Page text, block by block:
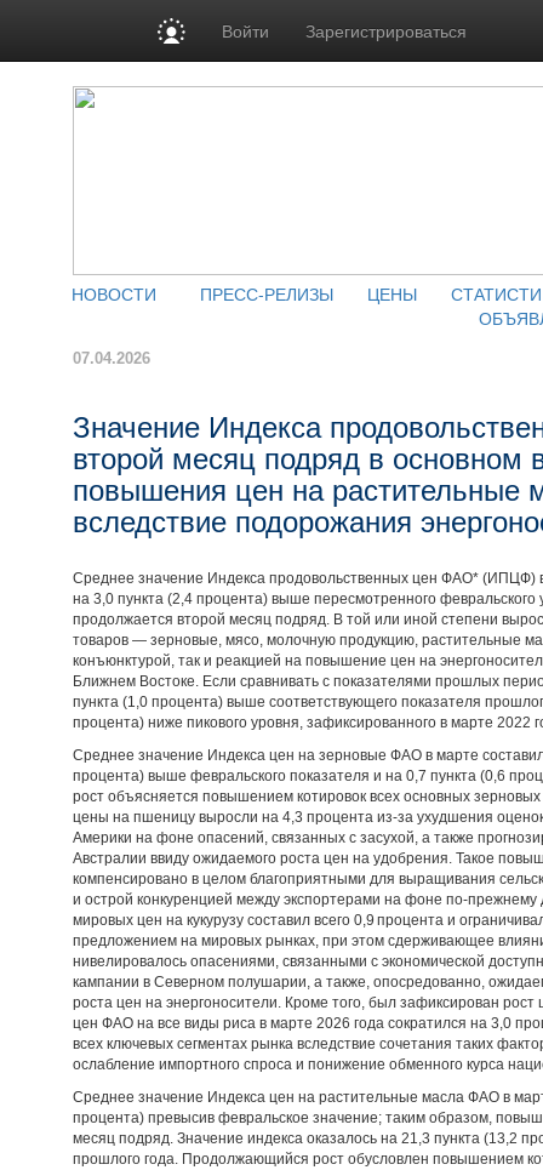
Войти Зарегистрироваться
НОВОСТИ ПРЕСС-РЕЛИЗЫ ЦЕНЫ
07.04.2026
Значение Индекса
второй месяц подряд в основном
повышения цен на растительные
вследствие подорожания
Среднее значение Индекса продовольственных цен ФАО* (ИПЦФ)
на 3,0 пункта (2,4 процента) выше пересмотренного февральского
продолжается второй месяц подряд. В той или иной степени
товаров — зерновые, мясо, молочную продукцию, растительные
конъюнктурой, так и реакцией на повышение цен на
Ближнем Востоке. Если сравнивать с показателями прошлых
пункта (1,0 процента) выше соответствующего показателя
процента) ниже пикового уровня, зафиксированного в марте 2022
Среднее значение Индекса цен на зерновые ФАО в марте
процента) выше февральского показателя и на 0,7 пункта (0,6
рост объясняется повышением котировок всех основных
цены на пшеницу выросли на 4,3 процента из-за ухудшения
Америки на фоне опасений, связанных с засухой, а также
Австралии ввиду ожидаемого роста цен на удобрения. Такое
компенсировано в целом благоприятными для выращивания
и острой конкуренцией между экспортерами на фоне по-прежнему
мировых цен на кукурузу составил всего 0,9 процента и
предложением на мировых рынках, при этом сдерживающее
нивелировалось опасениями, связанными с экономической
кампании в Северном полушарии, а также, опосредованно,
роста цен на энергоносители. Кроме того, был зафиксирован
цен ФАО на все виды риса в марте 2026 года сократился на 3,0
всех ключевых сегментах рынка вследствие сочетания таких
ослабление импортного спроса и понижение обменного курса
Среднее значение Индекса цен на растительные масла ФАО в
процента) превысив февральское значение; таким образом,
месяц подряд. Значение индекса оказалось на 21,3 пункта (13,2
прошлого года. Продолжающийся рост обусловлен повышением